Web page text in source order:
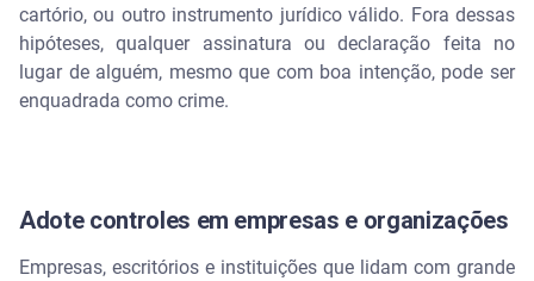
cartório, ou outro instrumento jurídico válido. Fora dessas
hipóteses, qualquer assinatura ou declaração feita no
lugar de alguém, mesmo que com boa intenção, pode ser
enquadrada como crime.
Adote controles em empresas e organizações
Empresas, escritórios e instituições que lidam com grande